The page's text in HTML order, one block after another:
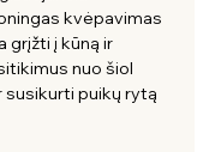
kvėpavimas
grįžti į kūną ir
nuo šiol
puikų rytą